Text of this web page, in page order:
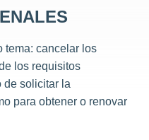
tema: cancelar los
los requisitos
de solicitar la
para obtener o renovar